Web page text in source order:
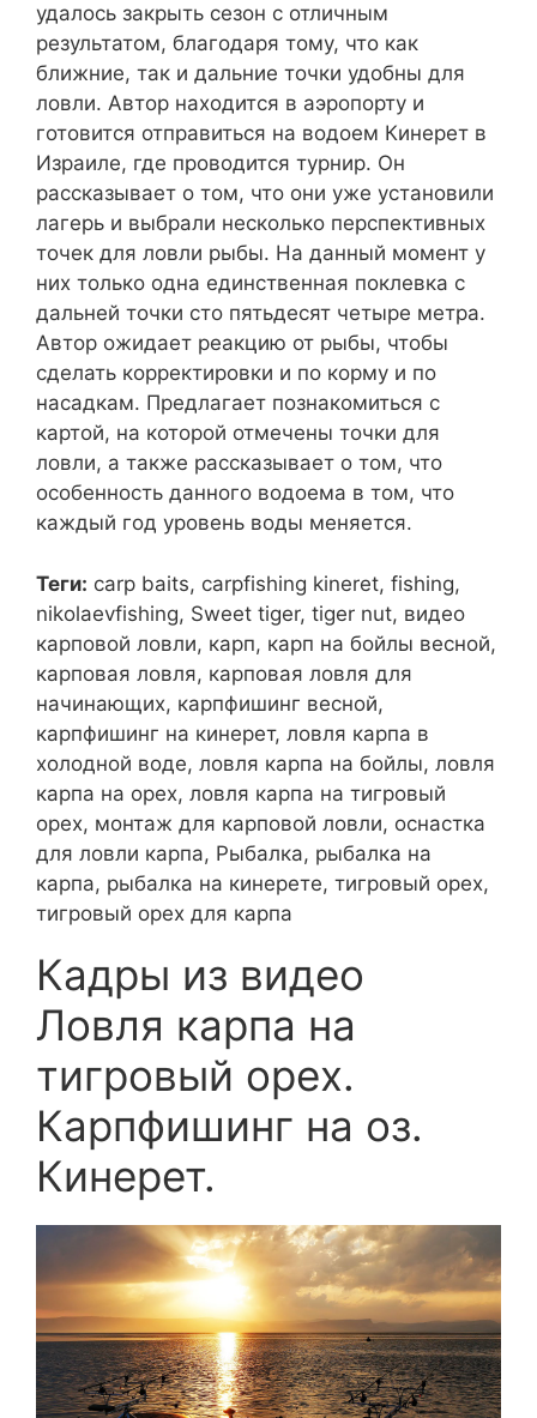
удалось закрыть сезон с отличным
результатом, благодаря тому, что как
ближние, так и дальние точки удобны для
ловли. Автор находится в аэропорту и
готовится отправиться на водоем Кинерет в
Израиле, где проводится турнир. Он
рассказывает о том, что они уже установили
лагерь и выбрали несколько перспективных
точек для ловли рыбы. На данный момент у
них только одна единственная поклевка с
дальней точки сто пятьдесят четыре метра.
Автор ожидает реакцию от рыбы, чтобы
сделать корректировки и по корму и по
насадкам. Предлагает познакомиться с
картой, на которой отмечены точки для
ловли, а также рассказывает о том, что
особенность данного водоема в том, что
каждый год уровень воды меняется.
Теги: carp baits, carpfishing kineret, fishing,
nikolaevfishing, Sweet tiger, tiger nut, видео
карповой ловли, карп, карп на бойлы весной,
карповая ловля, карповая ловля для
начинающих, карпфишинг весной,
карпфишинг на кинерет, ловля карпа в
холодной воде, ловля карпа на бойлы, ловля
карпа на орех, ловля карпа на тигровый
орех, монтаж для карповой ловли, оснастка
для ловли карпа, Рыбалка, рыбалка на
карпа, рыбалка на кинерете, тигровый орех,
тигровый орех для карпа
Кадры из видео
Ловля карпа на
тигровый орех.
Карпфишинг на оз.
Кинерет.